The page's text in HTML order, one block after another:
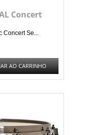
Concert
Concert Se...
AO CARRINHO